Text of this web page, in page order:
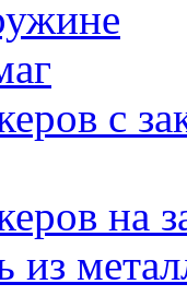
с
на
из